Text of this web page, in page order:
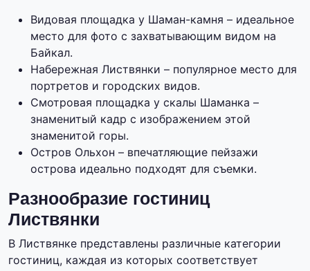
Видовая площадка у Шаман-камня – идеальное
место для фото с захватывающим видом на
Байкал.
Набережная Листвянки – популярное место для
портретов и городских видов.
Смотровая площадка у скалы Шаманка –
знаменитый кадр с изображением этой
знаменитой горы.
Остров Ольхон – впечатляющие пейзажи
острова идеально подходят для съемки.
Разнообразие гостиниц
Листвянки
В Листвянке представлены различные категории
гостиниц, каждая из которых соответствует